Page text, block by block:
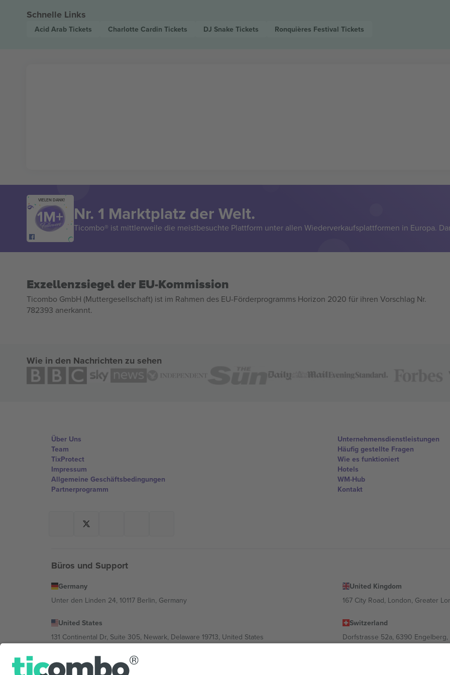
Schnelle Links
Acid Arab Tickets Charlotte Cardin Tickets DJ Snake Tickets Ronquières Festival Tickets
VIELEN DANK!
Nr. 1 Marktplatz der Welt.
Ticombo® ist mittlerweile die meistbesuchte Plattform unter allen Wiederverkaufsplattformen in Europa.
Exzellenzsiegel der EU-Kommission
Ticombo GmbH (Muttergesellschaft) ist im Rahmen des EU-Förderprogramms Horizon 2020 für ihren Vorschlag Nr.
782393 anerkannt.
Wie in den Nachrichten zu sehen
Über Uns
Team
TixProtect
Impressum
Allgemeine Geschäftsbedingungen
Partnerprogramm
Unternehmensdienstleistungen
Häufig gestellte Fragen
Wie es funktioniert
Hotels
WM-Hub
Kontakt
Büros und Support
Germany
Unter den Linden 24, 10117 Berlin, Germany
United Kingdom
167 City Road, London, Greater
United States
131 Continental Dr, Suite 305, Newark, Delaware 19713, United States
Switzerland
Dorfstrasse 52a, 6390
Bulgaria